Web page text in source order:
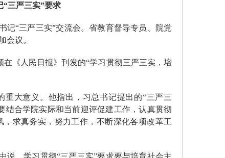
“三严三实”要求
记“三严三实”交流会。省教育督导专员、院党
会议。
《人民日报》刊发的“学习贯彻三严三实，培
大意义。他指出，习总书记提出的“三严三
结合学院实际和当前迎评促建工作，认真贯彻
求真务实，努力工作，不断深化各项改革工
说，学习贯彻“三严三实”要求要与培育社会主